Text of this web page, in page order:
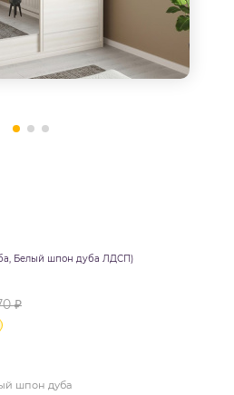
Белый шпон дуба ЛДСП)
₽
шпон дуба